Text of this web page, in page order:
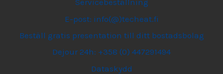
Servicebeställning
E-post: info(@)techeat.fi
Beställ gratis presentation till ditt bostadsbolag
Dejour 24h: +358 (0) 447291494
Dataskydd